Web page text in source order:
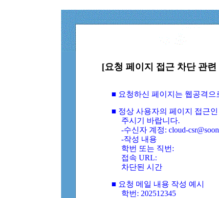
[요청 페이지 접근 차단 관
■ 요청하신 페이지는 웹공격
■ 정상 사용자의 페이지 접근
주시기 바랍니다.
-수신자 계정: cloud-
-작성 내용
학번 또는 직번:
접속 URL:
차단된 시간
■ 요청 메일 내용 작성 예시
학번: 202512345